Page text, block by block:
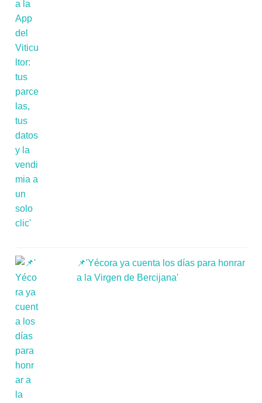
📌'Yécora ya cuenta los días para honrar
a la Virgen de Bercijana'